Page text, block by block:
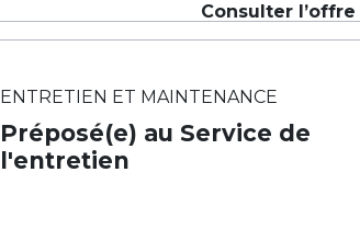
Consulter l’offre
ENTRETIEN ET MAINTENANCE
Préposé(e) au Service de
l'entretien